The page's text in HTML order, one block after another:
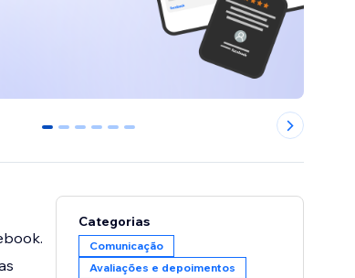
0 1 2 3 4 5
Categorias
Comunicação
Avaliações e depoimentos